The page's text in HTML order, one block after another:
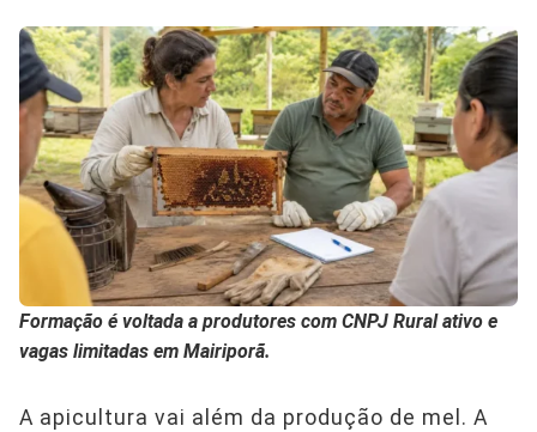
Formação é voltada a produtores com CNPJ Rural ativo e
vagas limitadas em Mairiporã.
A apicultura vai além da produção de mel. A